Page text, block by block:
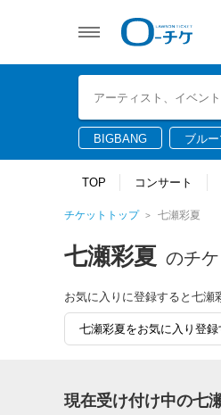
BIGBANG ブル
TOP コンサート
チケットトップ 七瀬彩夏
七瀬彩夏 のチケ
お気に入りに登録すると七瀬
七瀬彩夏をお気に入り登録
現在受け付け中の七